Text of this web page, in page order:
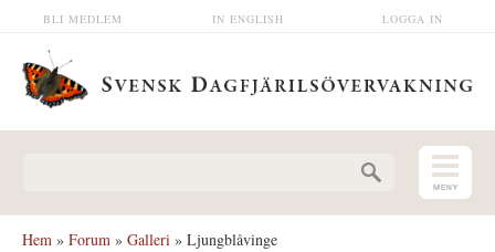
Hoppa till huvudinnehåll LOGGA IN
IN ENGLISH
BLI MEDLEM
Hem » Forum » Galleri » Ljungblåvinge